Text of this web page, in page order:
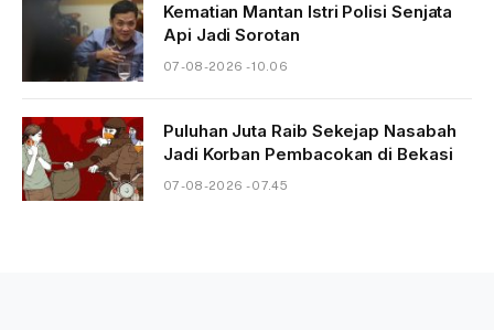
Kematian Mantan Istri Polisi Senjata
Api Jadi Sorotan
07-08-2026 - 10.06
Puluhan Juta Raib Sekejap Nasabah
Jadi Korban Pembacokan di Bekasi
07-08-2026 - 07.45